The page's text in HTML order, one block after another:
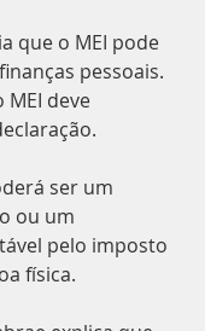
que o MEI pode
pessoais.
MEI deve
ser um
ou um
pelo imposto
física.